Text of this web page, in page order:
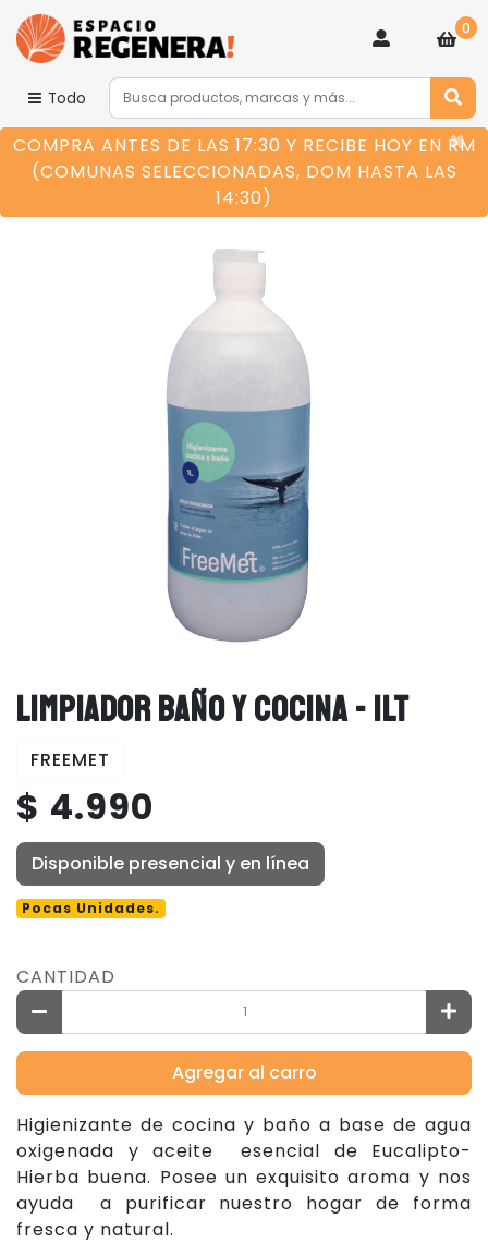
Todo
0
COMPRA ANTES DE LAS 17:30 Y RECIBE HOY EN RM
(COMUNAS SELECCIONADAS, DOM HASTA LAS
14:30)
×
LIMPIADOR BAÑO Y COCINA - 1LT
FREEMET
$ 4.990
Disponible presencial y en línea
Pocas Unidades.
CANTIDAD
Agregar al carro
Higienizante de cocina y baño a base de agua
oxigenada y aceite esencial de Eucalipto-
Hierba buena. Posee un exquisito aroma y nos
ayuda a purificar nuestro hogar de forma
fresca y natural.